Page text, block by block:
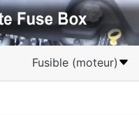
Fusible (moteur)